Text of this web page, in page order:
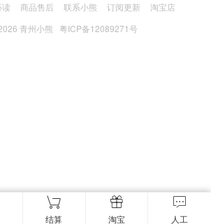
结算 淘宝 人工
商品售后 联系小熊 订阅更新
淘宝店
青州小熊 粤ICP备12089271号